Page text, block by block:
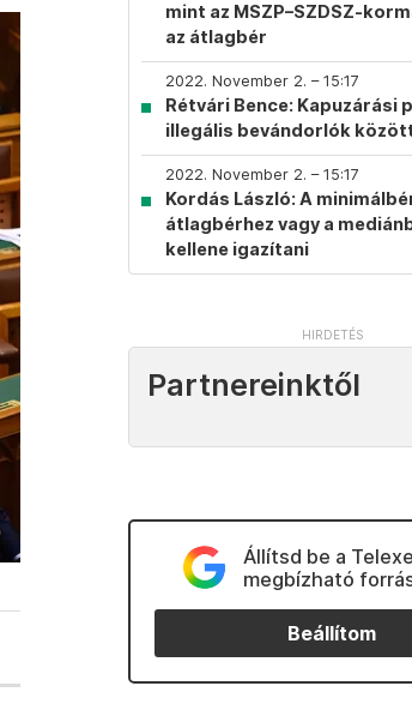
mint az MSZP–SZDSZ-
az átlagbér
2022. November 2. – 15:17
Rétvári Bence: Kapuzárási
illegális bevándorlók
2022. November 2. – 15:17
Kordás László: A
átlagbérhez vagy a
kellene igazítani
Partnereinktől
Állítsd be a
megbízható
Beállítom